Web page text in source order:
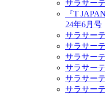
サラサー
『T
24年6月号
サラサー
サラサー
サラサー
サラサー
サラサー
サラサー